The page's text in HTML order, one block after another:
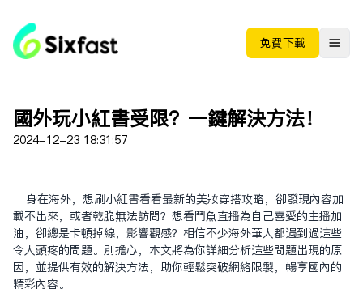
免费下载
国外玩小红书受限？一键解决方法！
2024-12-23 18:31:57
身在海外，想刷小红书看看最新的美妆穿搭攻略，却发现内容加
载不出来，或者干脆无法访问？想看斗鱼直播为自己喜爱的主播加
油，却总是卡顿掉线，影响观感？相信不少海外华人都遇到过这些
令人头疼的问题。别担心，本文将为你详细分析这些问题出现的原
因，并提供有效的解决方法，助你轻松突破网络限制，畅享国内的
精彩内容。